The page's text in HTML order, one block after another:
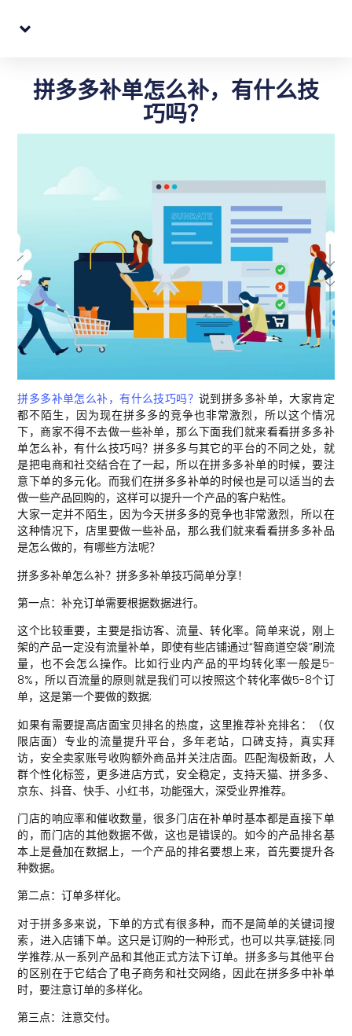
拼多多补单怎么补，有什么技
巧吗？
拼多多补单怎么补，有什么技巧吗？说到拼多多补单，大家肯定
都不陌生，因为现在拼多多的竞争也非常激烈，所以这个情况
下，商家不得不去做一些补单，那么下面我们就来看看拼多多补
单怎么补，有什么技巧吗？拼多多与其它的平台的不同之处，就
是把电商和社交结合在了一起，所以在拼多多补单的时候，要注
意下单的多元化。而我们在拼多多补单的时候也是可以适当的去
做一些产品回购的，这样可以提升一个产品的客户粘性。
大家一定并不陌生，因为今天拼多多的竞争也非常激烈，所以在
这种情况下，店里要做一些补品，那么我们就来看看拼多多补品
是怎么做的，有哪些方法呢？
拼多多补单怎么补？拼多多补单技巧简单分享！
第一点：补充订单需要根据数据进行。
这个比较重要，主要是指访客、流量、转化率。简单来说，刚上
架的产品一定没有流量补单，即使有些店铺通过“智商道空袋”刷流
量，也不会怎么操作。比如行业内产品的平均转化率一般是5-
8%，所以百流量的原则就是我们可以按照这个转化率做5-8个订
单，这是第一个要做的数据;
如果有需要提高店面宝贝排名的热度，这里推荐补充排名：（仅
限店面）专业的流量提升平台，多年老站，口碑支持，真实拜
访，安全卖家账号收购额外商品并关注店面。匹配淘极新政，人
群个性化标签，更多进店方式，安全稳定，支持天猫、拼多多、
京东、抖音、快手、小红书，功能强大，深受业界推荐。
门店的响应率和催收数量，很多门店在补单时基本都是直接下单
的，而门店的其他数据不做，这也是错误的。如今的产品排名基
本上是叠加在数据上，一个产品的排名要想上来，首先要提升各
种数据。
第二点：订单多样化。
对于拼多多来说，下单的方式有很多种，而不是简单的关键词搜
索，进入店铺下单。这只是订购的一种形式，也可以共享;链接;同
学推荐;从一系列产品和其他正式方法下订单。拼多多与其他平台
的区别在于它结合了电子商务和社交网络，因此在拼多多中补单
时，要注意订单的多样化。
第三点：注意交付。